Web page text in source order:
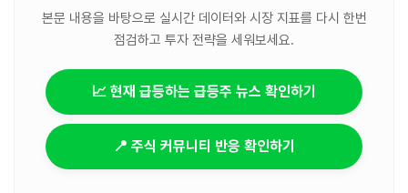
본문 내용을 바탕으로 실시간 데이터와 시장 지표를 다시 한번
점검하고 투자 전략을 세워보세요.
📈 현재 급등하는 급등주 뉴스 확인하기
📍 주식 커뮤니티 반응 확인하기